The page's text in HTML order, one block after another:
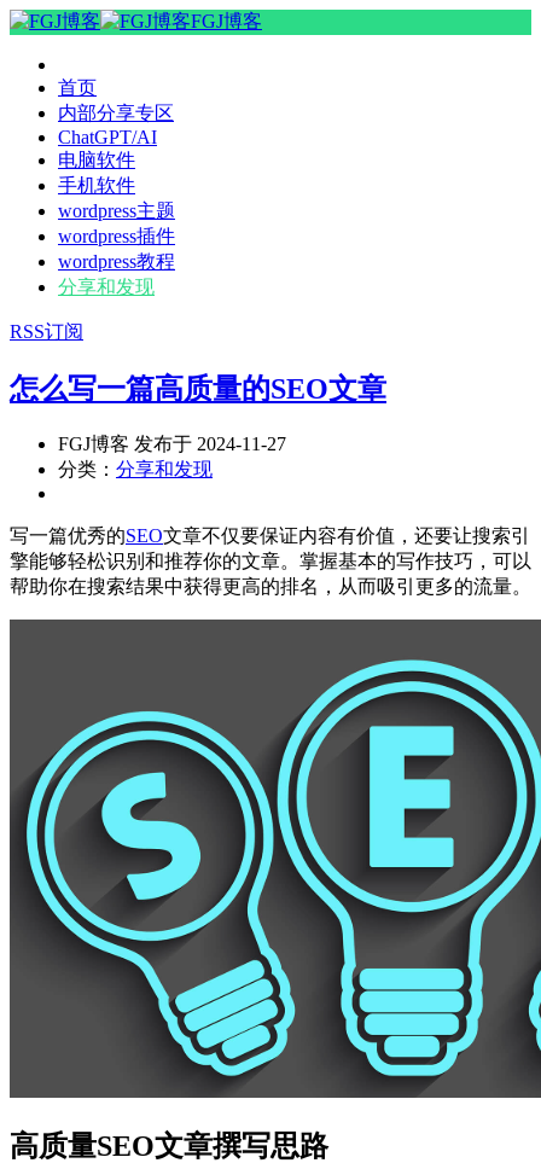
FGJ博客
首页
内部分享专区
ChatGPT/AI
电脑软件
手机软件
wordpress主题
wordpress插件
wordpress教程
分享和发现
RSS订阅
怎么写一篇高质量的SEO文章
FGJ博客 发布于 2024-11-27
分类： 分享和发现
写一篇优秀的SEO文章不仅要保证内容有价值，还要让搜索引
擎能够轻松识别和推荐你的文章。掌握基本的写作技巧，可以
帮助你在搜索结果中获得更高的排名，从而吸引更多的流量。
高质量SEO文章撰写思路